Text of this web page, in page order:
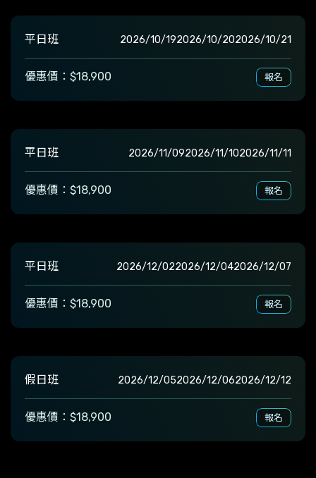
平日班 2026/10/192026/10/202026/10/21
優惠價：$18,900 報名
平日班 2026/11/092026/11/102026/11/11
優惠價：$18,900 報名
平日班 2026/12/022026/12/042026/12/07
優惠價：$18,900 報名
假日班 2026/12/052026/12/062026/12/12
優惠價：$18,900 報名